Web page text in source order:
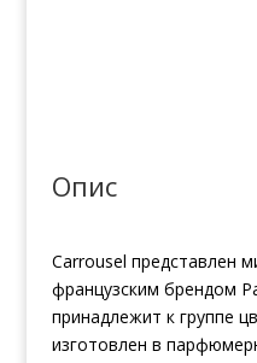
Опис
Carrousel представлен
французским брендом
принадлежит к группе
изготовлен в